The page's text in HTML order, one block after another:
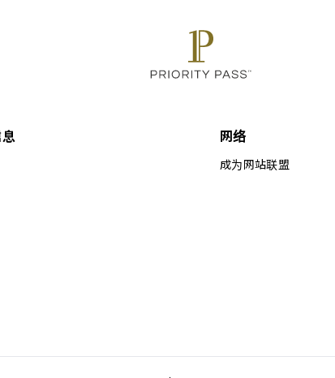
网络
成为网站联盟